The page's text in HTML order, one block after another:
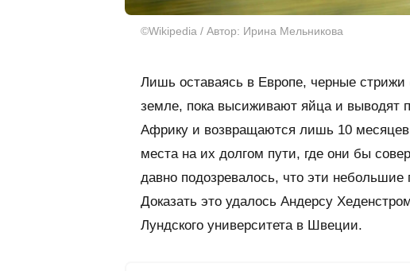
©Wikipedia / Автор: Ирина Мельникова
Лишь оставаясь в Европе, черные стрижи
земле, пока высиживают яйца и выводят
Африку и возвращаются лишь 10 месяцев
места на их долгом пути, где они бы
давно подозревалось, что эти
Доказать это удалось Андерсу
Лундского университета в Швеции.